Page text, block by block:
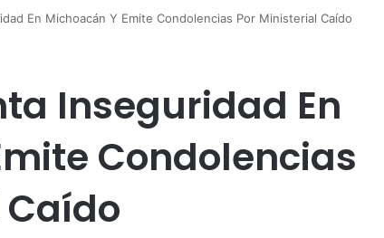
En Michoacán Y Emite Condolencias Por Ministerial Caído
Inseguridad En
Condolencias